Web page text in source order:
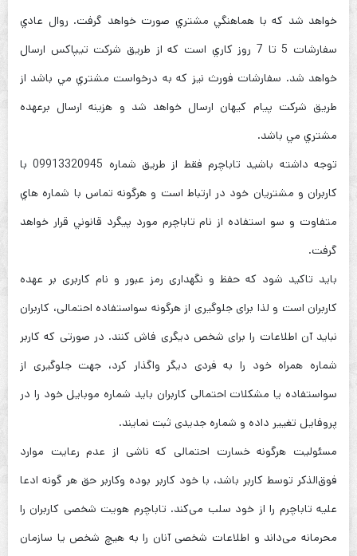
خواهد شد كه با هماهنگي مشتري صورت خواهد گرفت. روال عادي
سفارشات 5 تا 7 روز كاري است كه از طريق شركت تيپاكس ارسال
خواهد شد. سفارشات فورث نيز كه به درخواست مشتري مي باشد از
طريق شركت پيام كيهان ارسال خواهد شد و هزينه ارسال برعهده
مشتري مي باشد.
توجه داشته باشيد تاباچرم فقط از طريق شماره 09913320945 با
كاربران و مشتريان خود در ارتباط است و هرگونه تماس با شماره هاي
متفاوت و سو استفاده از نام تاباچرم مورد پيگرد قانوني قرار خواهد
گرفت.
باید تاکید شود که حفظ و نگهداری رمز عبور و نام کاربری بر عهده
کاربران است و لذا برای جلوگیری از هرگونه سواستفاده احتمالی، کاربران
نباید آن اطلاعات را برای شخص دیگری فاش کنند. در صورتی که کاربر
شماره همراه خود را به فردی دیگر واگذار کرد، جهت جلوگیری از
سواستفاده یا مشکلات احتمالی کاربران باید شماره موبایل خود را در
پروفایل تغییر داده و شماره جدیدی ثبت نمایند.
مسئولیت هرگونه خسارت احتمالی که ناشی از عدم رعایت موارد
فوق‌الذکر توسط کاربر باشد، با خود کاربر بوده وکاربر حق هر گونه ادعا
علیه تاباچرم را از خود سلب می‌کند. تاباچرم هویت شخصی کاربران را
محرمانه می‌داند و اطلاعات شخصی آنان را به هیچ شخص یا سازمان